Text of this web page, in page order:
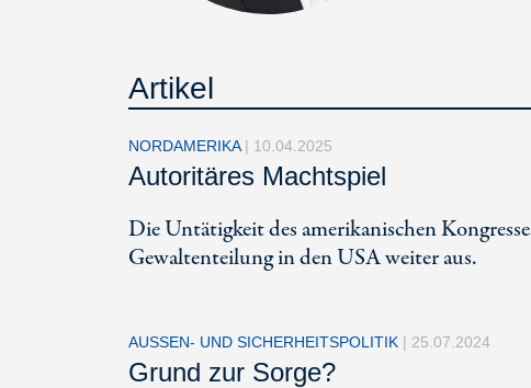
Artikel
NORDAMERIKA | 10.04.2025
Autoritäres Machtspiel
Die Untätigkeit des amerikanischen
Gewaltenteilung in den USA weiter aus.
AUSSEN- UND SICHERHEITSPOLITIK | 25.07.2024
Grund zur Sorge?